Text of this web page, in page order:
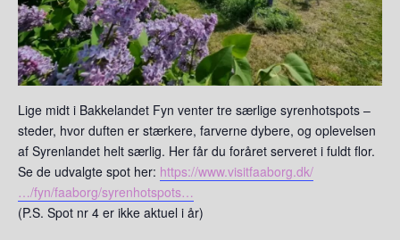
Lige midt i Bakkelandet Fyn venter tre særlige syrenhotspots –
steder, hvor duften er stærkere, farverne dybere, og oplevelsen
af Syrenlandet helt særlig. Her får du foråret serveret i fuldt flor.
Se de udvalgte spot her: https://www.visitfaaborg.dk/
…/fyn/faaborg/syrenhotspots…
(P.S. Spot nr 4 er ikke aktuel i år)